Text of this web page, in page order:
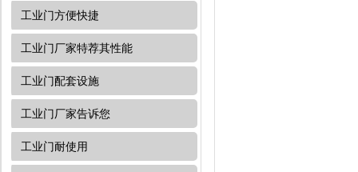
工业门方便快捷
工业门厂家特荐其性能
工业门配套设施
工业门厂家告诉您
工业门耐使用